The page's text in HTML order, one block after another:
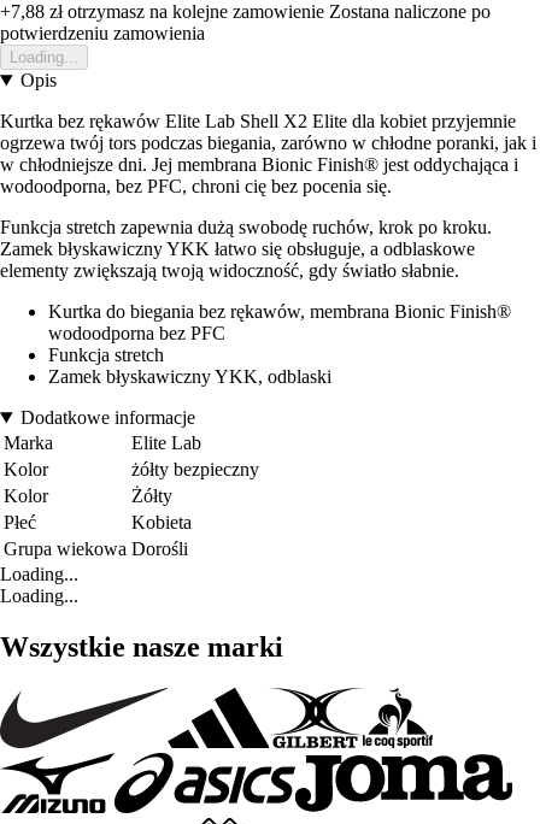
+7,88 złotrzymasz na kolejne zamowienie Zostana naliczone po
potwierdzeniu zamowienia
Loading...
Opis
Kurtka bez rękawów Elite Lab Shell X2 Elite dla kobiet przyjemnie
ogrzewa twój tors podczas biegania, zarówno w chłodne poranki, jak i
w chłodniejsze dni. Jej membrana Bionic Finish® jest oddychająca i
wodoodporna, bez PFC, chroni cię bez pocenia się.
Funkcja stretch zapewnia dużą swobodę ruchów, krok po kroku.
Zamek błyskawiczny YKK łatwo się obsługuje, a odblaskowe
elementy zwiększają twoją widoczność, gdy światło słabnie.
Kurtka do biegania bez rękawów, membrana Bionic Finish®
wodoodporna bez PFC
Funkcja stretch
Zamek błyskawiczny YKK, odblaski
Dodatkowe informacje
Marka
Elite Lab
Kolor
żółty bezpieczny
Kolor
Żółty
Płeć
Kobieta
Grupa wiekowa Dorośli
Loading...
Loading...
Wszystkie nasze marki